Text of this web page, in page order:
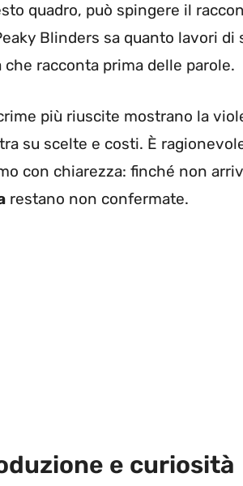
quadro, può spingere il
Blinders sa quanto lavori di
racconta prima delle parole.
più riuscite mostrano la
su scelte e costi. È
con chiarezza: finché non
restano non confermate.
e curiosità